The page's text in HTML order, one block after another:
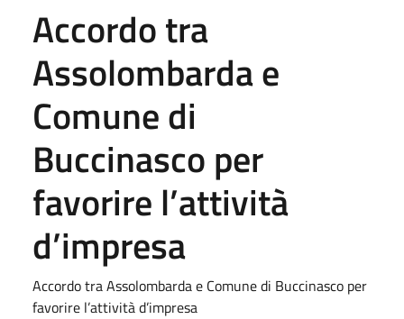
Accordo tra
Assolombarda e
Comune di
Buccinasco per
favorire l’attività
d’impresa
Accordo tra Assolombarda e Comune di Buccinasco per
favorire l’attività d’impresa